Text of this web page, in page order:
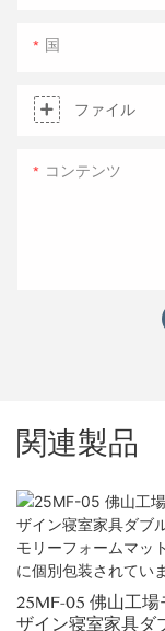
国
ファイル
コンテンツ
関連製品
25MF-05 佛山工場
ザイン寝室家具ダ